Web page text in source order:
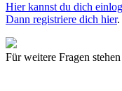
Hier kannst du dich
Dann registriere dich hier.
Für weitere Fragen